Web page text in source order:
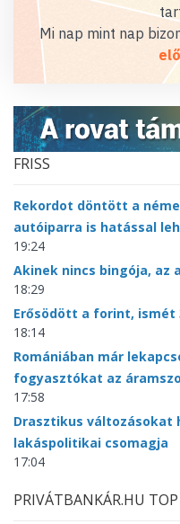
Mi nap mint nap
FRISS
Rekordot döntött a
autóiparra is hatással
19:24
Akinek nincs bingója, az
18:29
Erősödött a forint, ismét
18:14
Romániában már
fogyasztókat az
17:58
Drasztikus változásokat
lakáspolitikai csomagja
17:04
PRIVÁTBANKÁR.HU TOP